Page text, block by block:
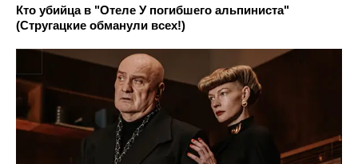
Кто убийца в "Отеле У погибшего альпиниста"
(Стругацкие обманули всех!)